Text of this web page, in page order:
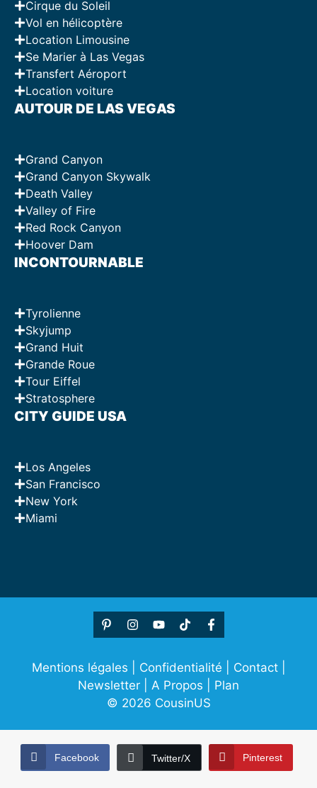
Cirque du Soleil
Vol en hélicoptère
Location Limousine
Se Marier à Las Vegas
Transfert Aéroport
Location voiture
AUTOUR DE LAS VEGAS
Grand Canyon
Grand Canyon Skywalk
Death Valley
Valley of Fire
Red Rock Canyon
Hoover Dam
INCONTOURNABLE
Tyrolienne
Skyjump
Grand Huit
Grande Roue
Tour Eiffel
Stratosphere
CITY GUIDE USA
Los Angeles
San Francisco
New York
Miami
Mentions légales Confidentialité Contact|
Newsletter
A Propos
Plan
© 2026 CousinUS
Facebook Twitter/X Pinterest